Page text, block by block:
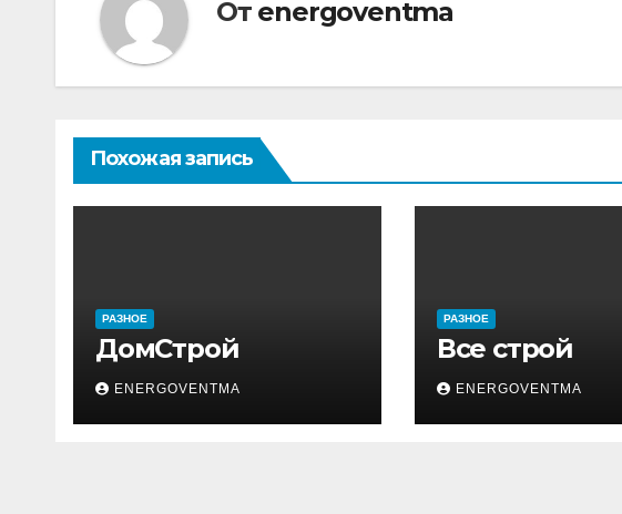
От energoventma
Похожая запись
РАЗНОЕ
ДомСтрой
ENERGOVENTMA
РАЗНОЕ
Все строй
ENERGOVENTMA